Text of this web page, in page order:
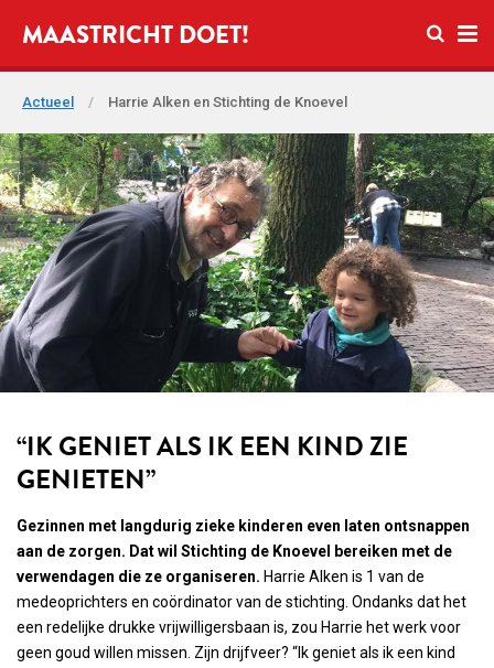
Open
MAASTRICHT DOET!
Actueel / Harrie Alken en Stichting de Knoevel
“IK GENIET ALS IK EEN KIND ZIE
GENIETEN”
Gezinnen met langdurig zieke kinderen even laten ontsnappen
aan de zorgen. Dat wil Stichting de Knoevel bereiken met de
verwendagen die ze organiseren. Harrie Alken is 1 van de
medeoprichters en coördinator van de stichting. Ondanks dat het
een redelijke drukke vrijwilligersbaan is, zou Harrie het werk voor
geen goud willen missen. Zijn drijfveer? “Ik geniet als ik een kind